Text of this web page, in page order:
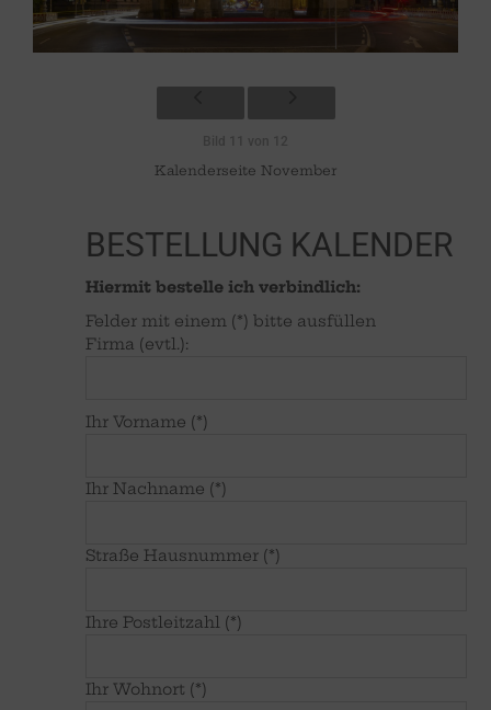
Kalenderseite November
BESTELLUNG KALENDER
Hiermit bestelle ich verbindlich:
Felder mit einem (*) bitte ausfüllen
Firma (evtl.):
Ihr Vorname (*)
Ihr Nachname (*)
Straße Hausnummer (*)
Ihre Postleitzahl (*)
Ihr Wohnort (*)